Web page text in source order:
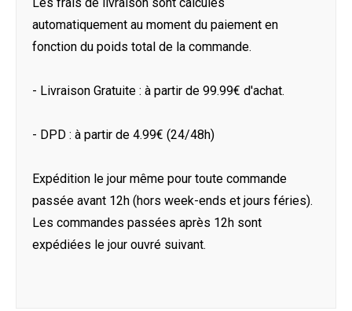
automatiquement au moment du paiement en
fonction du poids total de la commande.
- Livraison Gratuite : à partir de 99.99€ d'achat.
- DPD : à partir de 4.99€ (24/48h)
Expédition le jour même pour toute commande
passée avant 12h (hors week-ends et jours féries).
Les commandes passées après 12h sont
expédiées le jour ouvré suivant.